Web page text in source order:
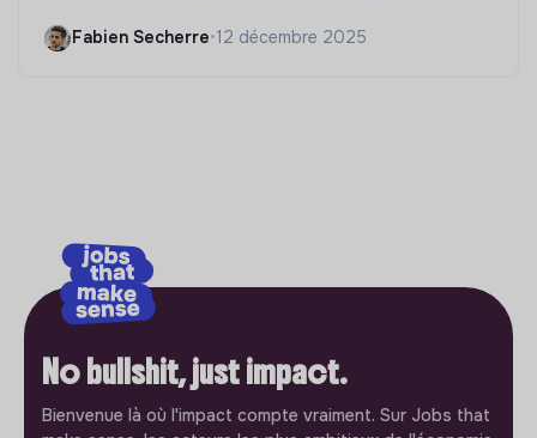
Fabien Secherre•12 décembre 2025
No bullshit, just impact.
Bienvenue là où l'impact compte vraiment. Sur Jobs that